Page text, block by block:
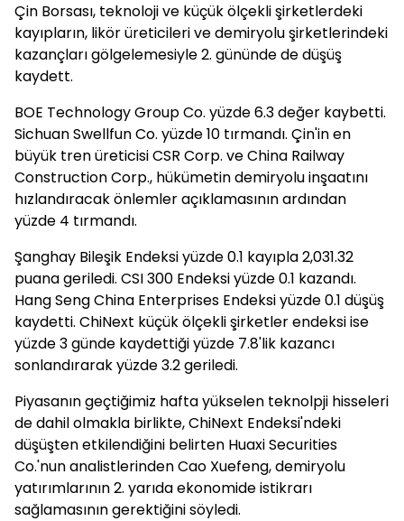
Çin Borsası, teknoloji ve küçük ölçekli şirketlerdeki
kayıpların, likör üreticileri ve demiryolu şirketlerindeki
kazançları gölgelemesiyle 2. gününde de düşüş
kaydett.
BOE Technology Group Co. yüzde 6.3 değer kaybetti.
Sichuan Swellfun Co. yüzde 10 tırmandı. Çin'in en
büyük tren üreticisi CSR Corp. ve China Railway
Construction Corp., hükümetin demiryolu inşaatını
hızlandıracak önlemler açıklamasının ardından
yüzde 4 tırmandı.
Şanghay Bileşik Endeksi yüzde 0.1 kayıpla 2,031.32
puana geriledi. CSI 300 Endeksi yüzde 0.1 kazandı.
Hang Seng China Enterprises Endeksi yüzde 0.1 düşüş
kaydetti. ChiNext küçük ölçekli şirketler endeksi ise
yüzde 3 günde kaydettiği yüzde 7.8'lik kazancı
sonlandırarak yüzde 3.2 geriledi.
Piyasanın geçtiğimiz hafta yükselen teknolpji hisseleri
de dahil olmakla birlikte, ChiNext Endeksi'ndeki
düşüşten etkilendiğini belirten Huaxi Securities
Co.'nun analistlerinden Cao Xuefeng, demiryolu
yatırımlarının 2. yarıda ekonomide istikrarı
sağlamasının gerektiğini söyledi.